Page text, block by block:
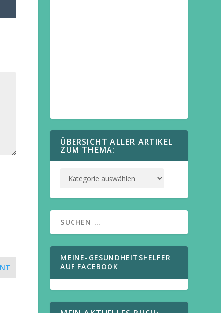
ÜBERSICHT ALLER ARTIKEL
ZUM THEMA:
MEINE-GESUNDHEITSHELFER
AUF FACEBOOK